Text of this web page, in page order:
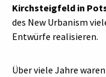
Kirchsteigfeld in
des New Urbanism
Entwürfe realisieren.
Über viele Jahre